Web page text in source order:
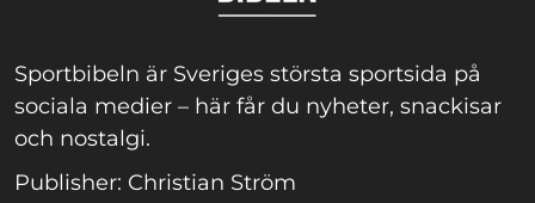
Sportbibeln är Sveriges största sportsida på
sociala medier – här får du nyheter, snackisar
och nostalgi.
Publisher: Christian Ström